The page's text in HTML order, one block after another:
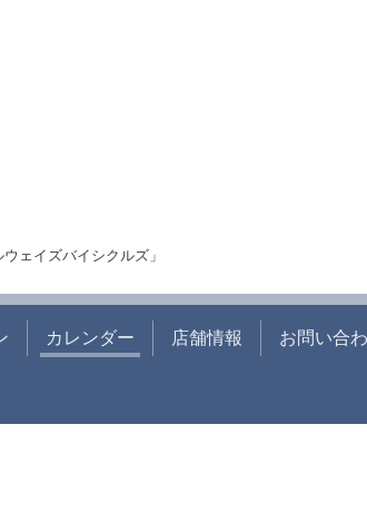
ェイズバイシクルズ」
カレンダー 店舗情報 お問い合